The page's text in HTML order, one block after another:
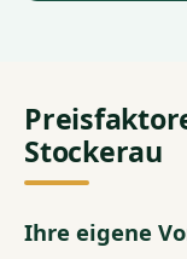
Stockerau
Ihre eigene